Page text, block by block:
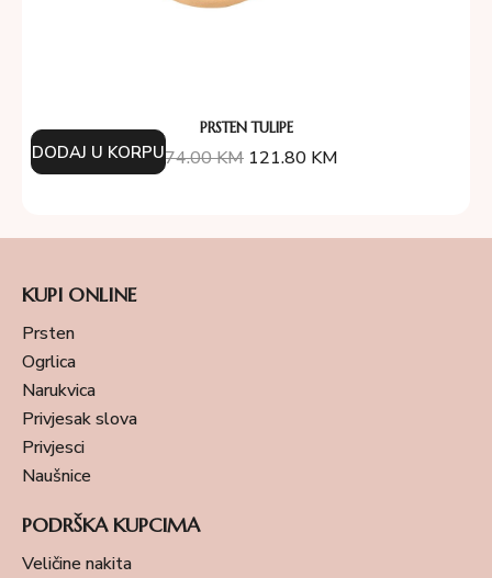
PRSTEN TULIPE
174.00KM 121.80 KM
DODAJ U KORPU
KUPI ONLINE
Prsten
Ogrlica
Narukvica
Privjesak slova
Privjesci
Naušnice
PODRŠKA KUPCIMA
Veličine nakita